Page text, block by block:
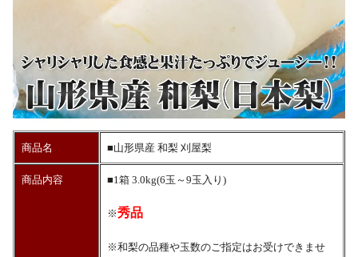
商品名 ■山形県産 和梨 刈屋梨
商品内容 ■1箱 3.0kg(6玉～9玉入り)
※秀品
※和梨の品種や玉数のご指定はお受けできませ